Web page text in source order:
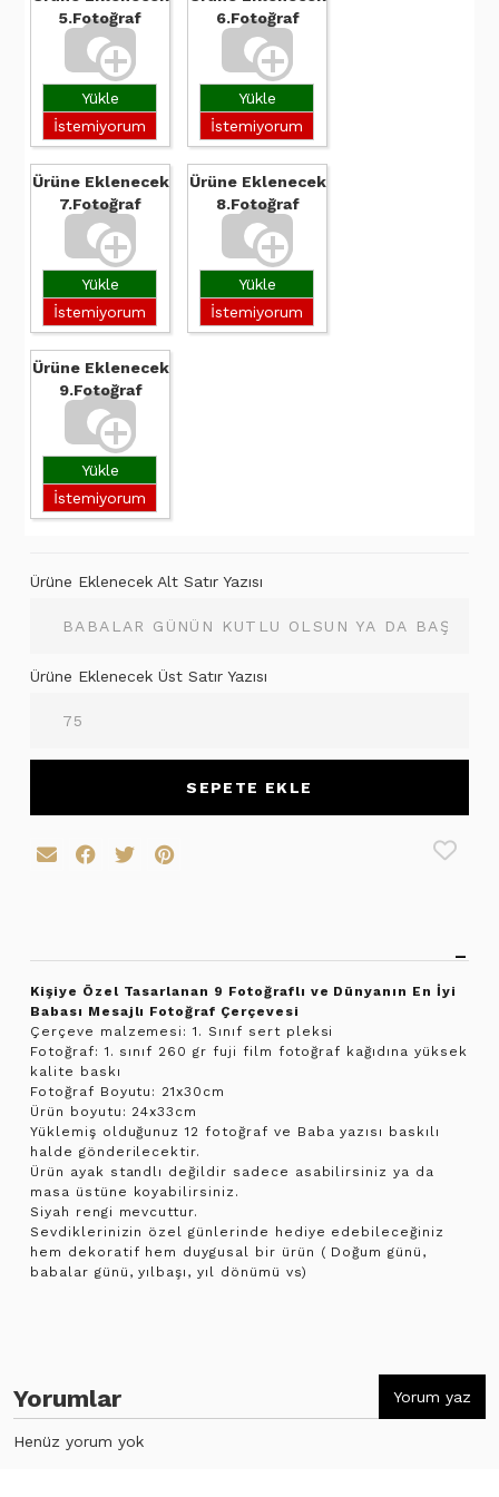
5.Fotoğraf
Yükle
İstemiyorum
6.Fotoğraf
Yükle
İstemiyorum
Ürüne Eklenecek
7.Fotoğraf
Yükle
İstemiyorum
Ürüne Eklenecek
8.Fotoğraf
Yükle
İstemiyorum
Ürüne Eklenecek
9.Fotoğraf
Yükle
İstemiyorum
Ürüne Eklenecek Alt Satır Yazısı
Ürüne Eklenecek Üst Satır Yazısı
SEPETE EKLE
Kişiye Özel Tasarlanan 9 Fotoğraflı ve Dünyanın En İyi
Babası Mesajlı Fotoğraf Çerçevesi
Çerçeve malzemesi: 1. Sınıf sert pleksi
Fotoğraf: 1. sınıf 260 gr fuji film fotoğraf kağıdına yüksek
kalite baskı
Fotoğraf Boyutu: 21x30cm
Ürün boyutu: 24x33cm
Yüklemiş olduğunuz 12 fotoğraf ve Baba yazısı baskılı
halde gönderilecektir.
Ürün ayak standlı değildir sadece asabilirsiniz ya da
masa üstüne koyabilirsiniz.
Siyah rengi mevcuttur.
Sevdiklerinizin özel günlerinde hediye edebileceğiniz
hem dekoratif hem duygusal bir ürün ( Doğum günü,
babalar günü, yılbaşı, yıl dönümü vs)
Yorumlar Yorum yaz
Henüz yorum yok